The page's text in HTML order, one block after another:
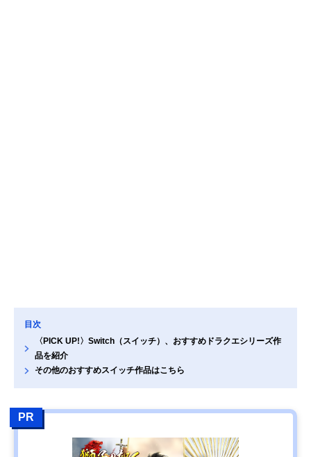
目次
〈PICK UP!〉Switch（スイッチ）、おすすめドラクエシリーズ作
品を紹介
その他のおすすめスイッチ作品はこちら
PR